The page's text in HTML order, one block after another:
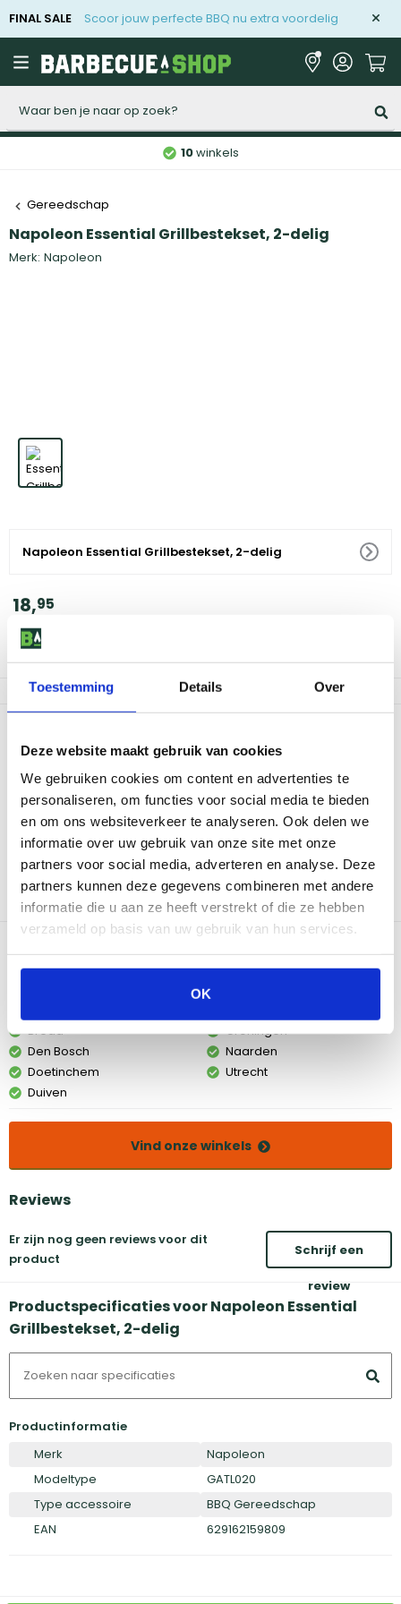
Toestemming Details Over
Deze website maakt gebruik van cookies
We gebruiken cookies om content en advertenties te
personaliseren, om functies voor social media te bieden
en om ons websiteverkeer te analyseren. Ook delen we
informatie over uw gebruik van onze site met onze
partners voor social media, adverteren en analyse. Deze
partners kunnen deze gegevens combineren met andere
informatie die u aan ze heeft verstrekt of die ze hebben
verzameld op basis van uw gebruik van hun services.
OK
FINAL SALE Scoor jouw perfecte BBQ nu extra voordelig
10winkels
Gereedschap
Napoleon Essential Grillbestekset, 2-delig
Merk: Napoleon
Napoleon Essential Grillbestekset, 2-delig
18,95
Voor 18:00 besteld, morgen in huis
Af te halen in 9 winkels
De Napoleon Essential Grillbestekset 2‑delig is een praktische
basisset voor iedere barbecue liefhebber. De set bestaat uit een
stevige RVS spatel en een grilltang, waarmee je vlees, vis en
groenten eenvoudig kunt omdraaien en verplaatsen op de
barbecue. Dankzij de ergonomische handgrepen werk je
comfortabel en heb je optimale controle tijdens het grillen. De
duurzame materialen zijn bestand tegen hoge temperaturen en
intensief gebruik.
Breda
Den Bosch
Doetinchem
Duiven
Groningen
Naarden
Utrecht
Vind onze winkels
Reviews
Er zijn nog geen reviews voor dit
product
Schrijf een
review
Productspecificaties voor Napoleon Essential
Grillbestekset, 2-delig
Productinformatie
Merk
Napoleon
Modeltype
GATL020
Type accessoire
BBQ Gereedschap
EAN
629162159809